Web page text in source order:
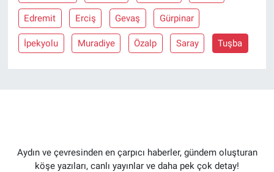
Edremit Erciş Gevaş Gürpinar
İpekyolu Muradiye Özalp Saray Tuşba
Aydın ve çevresinden en çarpıcı haberler, gündem oluşturan
köşe yazıları, canlı yayınlar ve daha pek çok detay!